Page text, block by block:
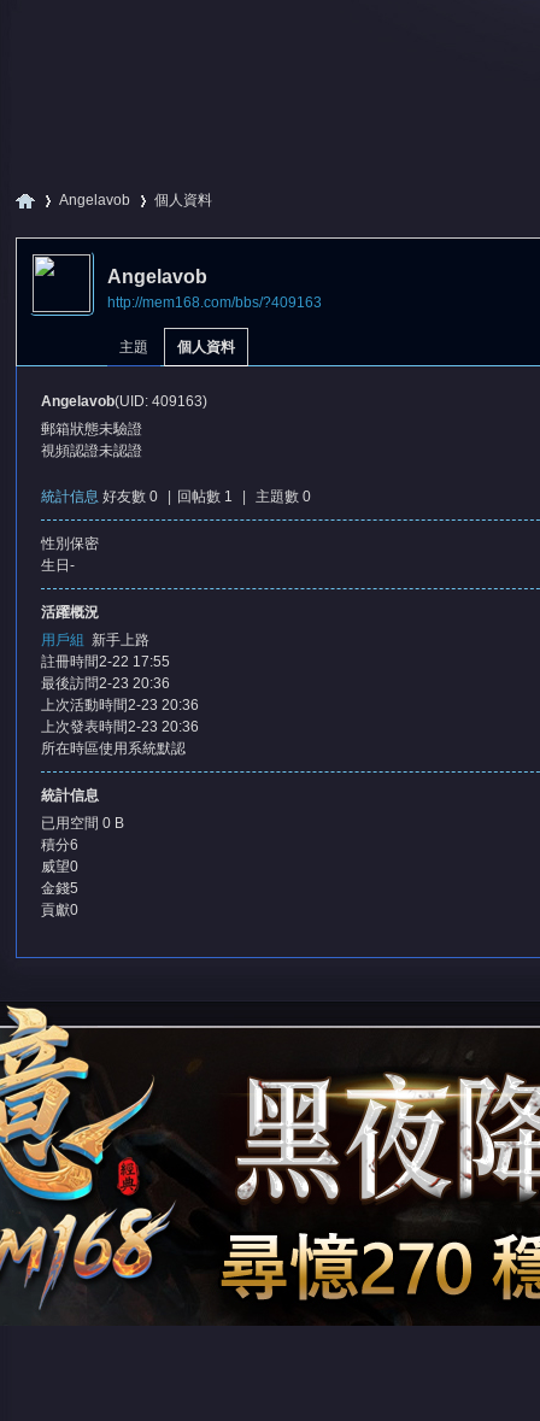
堂
Angelavob
›
個人資料
Angelavob
http://mem168.com/bbs/?409163
主題 個人資料
Angelavob(UID: 409163)
郵箱狀態未驗證
視頻認證未認證
統計信息 好友數 0 回帖數 1 主題數 0
性別 保密
生日 -
活躍概況
用戶組
新手上路
註冊時間2-22 17:55
最後訪問2-23 20:36
上次活動時間2-23 20:36
上次發表時間2-23 20:36
所在時區使用系統默認
統計信息
已用空間 0 B
積分6
威望0
金錢5
貢獻0